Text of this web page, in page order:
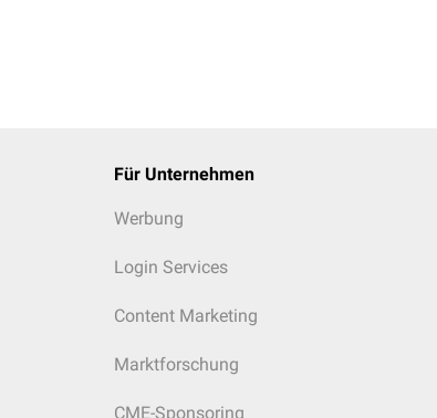
Für Unternehmen
Werbung
Login Services
Content Marketing
Marktforschung
CME-Sponsoring